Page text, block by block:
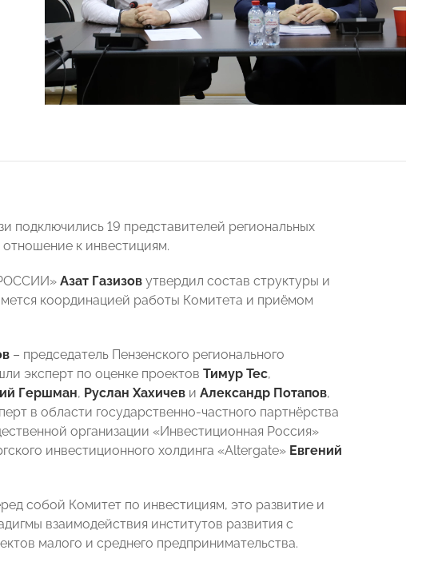
подключились 19 представителей региональных
к инвестициям.
Азат Газизов утвердил состав структуры и
координацией работы Комитета и приёмом
– председатель Пензенского регионального
эксперт по оценке проектов Тимур Тес,
Гершман, Руслан Хахичев и Александр Потапов,
в области государственно-частного партнёрства
организации «Инвестиционная Россия»
инвестиционного холдинга «Altergate» Евгений
собой Комитет по инвестициям, это развитие и
взаимодействия институтов развития с
малого и среднего предпринимательства.